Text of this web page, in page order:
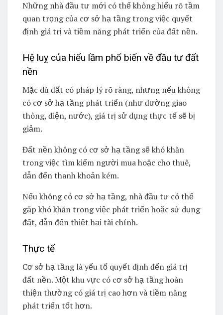
Những nhà đầu tư mới có thể không hiểu rõ tầm
quan trọng của cơ sở hạ tầng trong việc quyết
định giá trị và tiềm năng phát triển của đất nền.
Hệ luỵ của hiểu lầm phổ biến về đầu tư đất
nền
Mặc dù đất có pháp lý rõ ràng, nhưng nếu không
có cơ sở hạ tầng phát triển (như đường giao
thông, điện, nước), giá trị sử dụng thực tế sẽ bị
giảm.
Đất nền không có cơ sở hạ tầng sẽ khó khăn
trong việc tìm kiếm người mua hoặc cho thuê,
dẫn đến thanh khoản kém.
Nếu không có cơ sở hạ tầng, nhà đầu tư có thể
gặp khó khăn trong việc phát triển hoặc sử dụng
đất, dẫn đến thiệt hại tài chính.
Thực tế
Cơ sở hạ tầng là yếu tố quyết định đến giá trị
đất nền. Một khu vực có cơ sở hạ tầng hoàn
thiện thường có giá trị cao hơn và tiềm năng
phát triển tốt hơn.